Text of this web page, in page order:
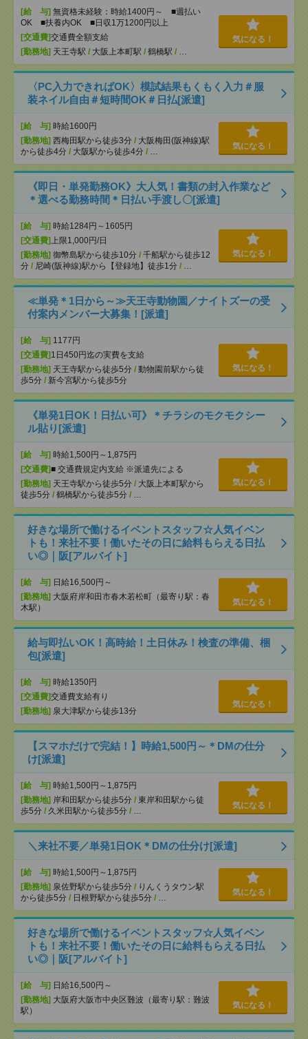
[給 与] 無資格未経験：時給1400円～ ■週払い
OK ■扶養内OK ■日収1万1200円以上
[交通費]交通費全額支給
[勤務地] 天王寺駅 / 大阪上本町駅 / 鶴橋駅 / …
気になる！
〈PC入力できればOK〉模試結果もくもく入力＃服
装ネイル自由＃短時間OK＃日払[派遣]
[給 与] 時給1600円
[勤務地] 西梅田駅から徒歩3分 / 大阪梅田(阪神線)駅
から徒歩4分 / 大阪駅から徒歩4分 / …
気になる！
《即日・単発勤務OK》大人気！書類の封入作業など
＊選べる勤務時間＊日払い手渡し〇[派遣]
[給 与] 時給1284円～1605円
[交通費] 上限1,000円/日
[勤務地] 御幣島駅から徒歩10分 / 千船駅から徒歩12
分 / 尼崎(阪神線)駅から【登録地】徒歩1分 / …
気になる！
≪単発＊1日から～≫天王寺動物園／ナイトズーの受
付案内メンバー大募集！[派遣]
[給 与] 1177円
[交通費] 1日450円迄の実費を支給
[勤務地] 天王寺駅から徒歩5分 / 動物園前駅から徒
歩5分 / 新今宮駅から徒歩5分
気になる！
《単発1日OK！日払い可》＊チラシのモクモクシー
ル貼り[派遣]
[給 与] 時給1,500円～1,875円
[交通費]■ 交通費規定内支給 ※派遣先による
[勤務地] 天王寺駅から徒歩5分 / 大阪上本町駅から
徒歩5分 / 鶴橋駅から徒歩5分 / …
気になる！
好きな場所で働けるイベントスタッフ☆人気イベン
トも！来社不要！働いたその日に給料もらえる日払
い◎｜阪[アルバイト]
[給 与] 日給16,500円～
[勤務地] 大阪府岸和田市春木若松町（最寄り駅：春
木駅）
気になる！
給与即払いOK！高時給！土日休み！検査の準備、梱
包[派遣]
[給 与] 時給1350円
[交通費]交通費支給有り
[勤務地] 泉大津駅から徒歩13分
気になる！
【スマホだけで完結！】時給1,500円～＊DMの仕分
け[派遣]
[給 与] 時給1,500円～1,875円
[勤務地] 岸和田駅から徒歩5分 / 東岸和田駅から徒
歩5分 / 久米田駅から徒歩5分 / …
気になる！
＼来社不要／単発1日OK＊DMの仕分け[派遣]
[給 与] 時給1,500円～1,875円
[勤務地] 泉佐野駅から徒歩5分 / りんくうタウン駅
から徒歩5分 / 日根野駅から徒歩5分 / …
気になる！
好きな場所で働けるイベントスタッフ☆人気イベン
トも！来社不要！働いたその日に給料もらえる日払
い◎｜阪[アルバイト]
[給 与] 日給16,500円～
[勤務地] 大阪府大阪市中央区難波（最寄り駅：難波
駅）
気になる！